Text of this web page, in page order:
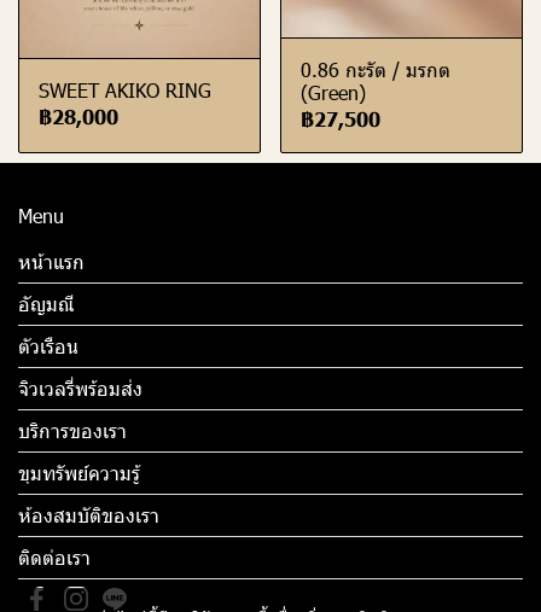
SWEET AKIKO RING
฿28,000
0.86 กะรัต / มรกต
(Green)
฿27,500
Menu
หน้าแรก
อัญมณี
ตัวเรือน
จิวเวลรี่พร้อมส่ง
บริการของเรา
ขุมทรัพย์ความรู้
ห้องสมบัติของเรา
ติดต่อเรา